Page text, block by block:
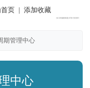
页 添加收藏
期管理中心
中心